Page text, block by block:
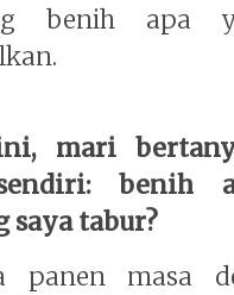
benih apa
mari
benih
saya tabur?
panen masa